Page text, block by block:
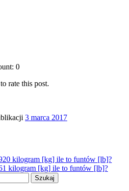
0
rate this post.
3 marca 2017
kilogram [kg] ile to funtów [lb]?
kilogram [kg] ile to funtów [lb]?
Szukaj